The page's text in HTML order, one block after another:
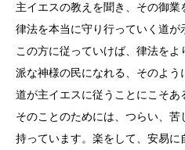
主イエスの教えを聞き、その御業
律法を本当に守り行っていく道が
この方に従っていけば、律法を
派な神様の民になれる、そのよう
道が主イエスに従うことにこそ
そのことのためには、つらい、
持っています。楽をして、安易